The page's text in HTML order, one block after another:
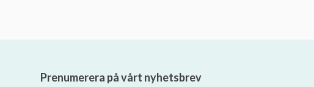
Prenumerera på vårt nyhetsbrev